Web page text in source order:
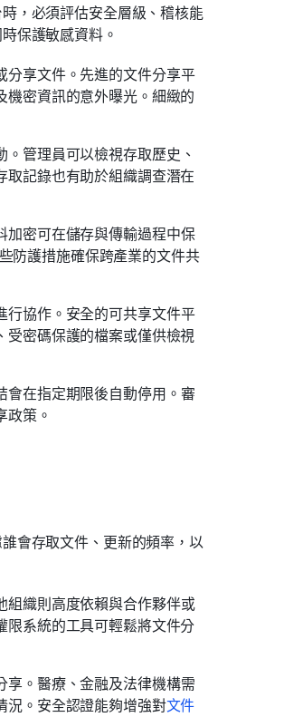
，必須評估安全層級、稽核能
保護敏感資料。
分享文件。先進的文件分享平
密資訊的意外曝光。細緻的
管理員可以檢視存取歷史、
記錄也有助於組織調查潛在
加密可在儲存與傳輸過程中保
防護措施確保跨產業的文件共
行協作。安全的可共享文件平
受密碼保護的檔案或僅供檢視
會在指定期限後自動停用。審
策。
會存取文件、更新的頻率，以
組織則高度依賴與合作夥伴或
系統的工具可輕鬆將文件分
享。醫療、金融及法律機構需
況。安全認證能夠增強對文件